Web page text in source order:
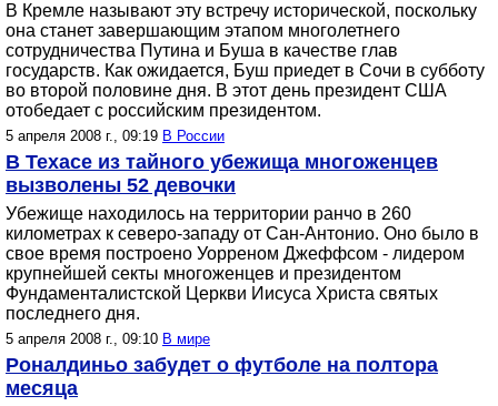
В Кремле называют эту встречу исторической, поскольку
она станет завершающим этапом многолетнего
сотрудничества Путина и Буша в качестве глав
государств. Как ожидается, Буш приедет в Сочи в субботу
во второй половине дня. В этот день президент США
отобедает с российским президентом.
5 апреля 2008 г., 09:19 В России
В Техасе из тайного убежища многоженцев
вызволены 52 девочки
Убежище находилось на территории ранчо в 260
километрах к северо-западу от Сан-Антонио. Оно было в
свое время построено Уорреном Джеффсом - лидером
крупнейшей секты многоженцев и президентом
Фундаменталистской Церкви Иисуса Христа святых
последнего дня.
5 апреля 2008 г., 09:10 В мире
Роналдиньо забудет о футболе на полтора
месяца